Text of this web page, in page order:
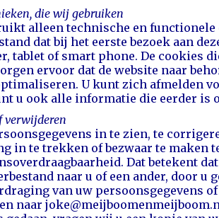
die wij gebruiken
alleen technische en
dat bij het eerste bezoek aan
tablet of smart phone. De
ervoor dat de website naar
U kunt zich afmelden
u ook alle informatie die eerder
verwijderen
in te zien, te
in te trekken of bezwaar te maken
Dat betekent
naar u of een ander, door
van uw persoonsgegevens
naar